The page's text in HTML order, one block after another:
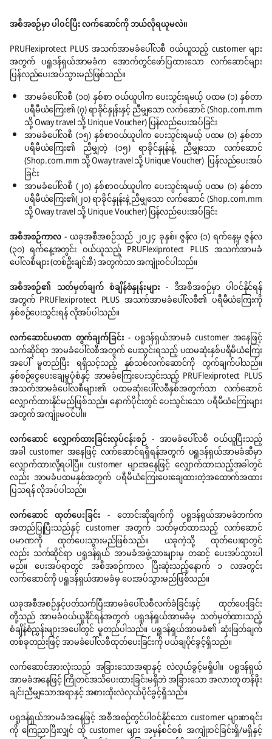
အစီအစဉ်မှာ ပါ၀င်ပြီး လက်ဆောင်ကိုဘယ်လိုရယူမလဲ။
PRUFlexiprotect PLUS အသက်အာမခံပေါ်လစီ ဝယ်ယူသည့် customer များ
အတွက် ပရူဒန်ရှယ်အာမခံက အောက်တွင်ဖော်ပြထားသော လက်ဆောင်များ
ပြန်လည်ပေးအပ်သွားမည်ဖြစ်သည်။
အာမခံပေါ်လစီ (၁၀) နှစ်စာ ဝယ်ယူပါက ပေးသွင်းရမယ့် ပထမ (၁) နှစ်တာ
ပရီမီယံကြေး၏ (၇) ရာခိုင်နှုန်းနှင့် ညီမျှသော လက်ဆောင် (Shop.com.mm
သို့ Oway travel သို့ Unique Voucher) ပြန်လည်ပေးအပ်ခြင်း
အာမခံပေါ်လစီ (၁၅) နှစ်စာဝယ်ယူပါက ပေးသွင်းရမယ့် ပထမ (၁) နှစ်တာ
ပရီမီယံကြေး၏ ညီမျှတဲ့ (၁၅) ရာခိုင်နှုန်းနဲ့ ညီမျှသော လက်ဆောင်
(Shop.com.mm သို့ Oway travel သို့ Unique Voucher) ပြန်လည်ပေးအပ်
ခြင်း
အာမခံပေါ်လစီ (၂၀) နှစ်စာဝယ်ယူပါက ပေးသွင်းရမယ့် ပထမ (၁) နှစ်တာ
ပရီမီယံကြေး၏(၂၀) ရာခိုင်နှုန်းနဲ့ ညီမျှသော လက်ဆောင် (Shop.com.mm
သို့ Oway travel သို့ Unique Voucher) ပြန်လည်ပေးအပ်ခြင်း
အစီအစဉ်ကာလ- ယခုအစီအစဉ်သည် ၂၀၂၄ ခုနှစ်၊ ဇွန်လ (၁) ရက်နေ့မှ ဇွန်လ
(၃၀) ရက်နေ့အတွင်း ဝယ်ယူသည့် PRUFlexiprotect PLUS အသက်အာမခံ
ပေါ်လစီများ (တစ်ဦးချင်းစီ) အတွက်သာ အကျုံးဝင်ပါသည်။
အစီအစဉ်၏ သတ်မှတ်ချက် စံချိန်စံနှုန်းများ - ဒီအစီအစဉ်မှာ ပါဝင်နိုင်ရန်
အတွက် PRUFlexiprotect PLUS အသက်အာမခံပေါ်လစီ၏ ပရီမီယံကြေးကို
နှစ်စဉ်ပေးသွင်းရန် လိုအပ်ပါသည်။
လက်ဆောင်ပမာဏ တွက်ချက်ခြင်း - ပရူဒန်ရှယ်အာမခံ customer အနေဖြင့်
သက်ဆိုင်ရာ အာမခံပေါ်လစီအတွက် ပေးသွင်းရသည့် ပထမဆုံးနှစ်ပရီမီယံကြေး
အပေါ် မူတည်ပြီး ရရှိသင့်သည့် နှစ်သစ်လက်ဆောင်ကို တွက်ချက်ပါသည်။
နှစ်စဉ်ငွေပေးချေမှုပုံစံနှင့် အာမခံကြေးပေးသွင်းသည့် PRUFlexiprotect PLUS
အသက်အာမခံပေါ်လစီများ၏ ပထမဆုံးပေါ်လစီနှစ်အတွက်သာ လက်ဆောင်
လျှောက်ထားနိုင်မည်ဖြစ်သည်။ နောက်ပိုင်းတွင် ပေးသွင်းသော ပရီမီယံကြေးများ
အတွက် အကျုံးမဝင်ပါ။
လက်ဆောင် လျှောက်ထားခြင်းလုပ်ငန်းစဉ်- အာမခံပေါ်လစီ ဝယ်ယူပြီးသည့်
အခါ customer အနေဖြင့် လက်ဆောင်ရရှိရန်အတွက် ပရူဒန်ရှယ်အာမခံဆီမှာ
လျှောက်ထားလို့ရပါပြီ။ customer များအနေဖြင့် လျှောက်ထားသည့်အခါတွင်
လည်း အာမခံပထမနှစ်အတွက် ပရီမီယံကြေးပေးချေထားတဲ့အထောက်အထား
ပြသရန် လိုအပ်ပါသည်။
လက်ဆောင် ထုတ်ပေးခြင်း - တောင်းဆိုချက်ကို ပရူဒန်ရှယ်အာမခံဘက်က
အတည်ပြုပြီးသည်နှင့် customer အတွက် သတ်မှတ်ထားသည့် လက်ဆောင်
ပမာဏကို ထုတ်ပေးသွားမည်ဖြစ်သည်။ ယခုကဲ့သို့ ထုတ်ပေးရာတွင်
လည်း သက်ဆိုင်ရာ ပရူဒန်ရှယ် အာမခံအဖွဲ့သားများမှ တဆင့် ပေးအပ်သွားပါ
မည်။ ပေးအပ်ရာတွင် အစီအစဉ်ကာလ ပြီးဆုံးသည့်နောက် ၁ လအတွင်း
လက်ဆောင်ကို ပရူဒန်ရှယ်အာမခံမှ ပေးအပ်သွားမည်ဖြစ်သည်။
ယခုအစီအစဉ်နှင့်ပတ်သက်ပြီးအာမခံပေါ်လစီလက်ခံခြင်းနှင့် ထုတ်ပေးခြင်း
တို့သည် အာမခံဝယ်ယူနိုင်ရန်အတွက် ပရူဒန်ရှယ်အာမခံမှ သတ်မှတ်ထားသည့်
စံချိန်စံညွှန်းများအပေါ်တွင် မူတည်ပါသည်။ ပရူဒန်ရှယ်အာမခံ၏ ဆုံးဖြတ်ချက်
တစ်ခုတည်းဖြင့် အာမခံပေါ်လစီထုတ်ပေးခြင်းကို ပယ်ချပိုင်ခွင့်ရှိသည်။
လက်ဆောင်အားလုံးသည် အခြားသောအရာနှင့် လဲလှယ်ခွင့်မရှိပါ။ ပရူဒန်ရှယ်
အာမခံအနေဖြင့် ကြိုတင်အသိပေးထားခြင်းမရှိဘဲ အခြားသော အလားတူ တန်ဖိုး
ချင်းညီမျှသောအရာနှင့် အစားထိုးလဲလှယ်ပိုင်ခွင့်ရှိသည်။
ပရူဒန်ရှယ်အာမခံအနေဖြင့် အစီအစဉ်တွင်ပါဝင်နိုင်သော customer များစာရင်း
ကို ကြေညာပြီးလျှင် ထို customer များ အမှန်စင်စစ် အကျုံးဝင်ခြင်းရှိ/မရှိနှင့်